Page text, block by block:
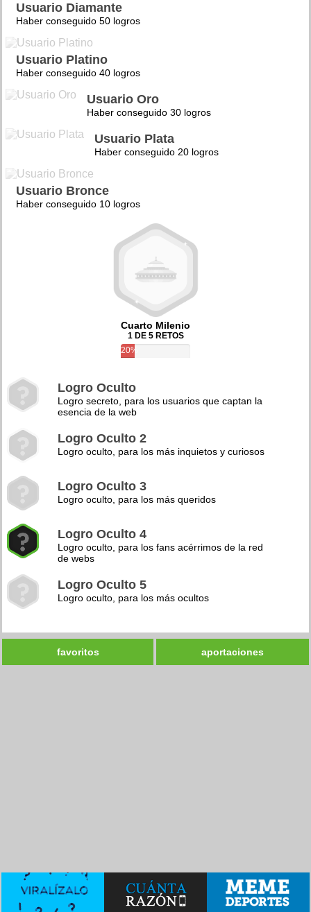
Usuario Diamante
Haber conseguido 50 logros
Usuario Platino
Haber conseguido 40 logros
Usuario Oro
Haber conseguido 30 logros
Usuario Plata
Haber conseguido 20 logros
Usuario Bronce
Haber conseguido 10 logros
Cuarto Milenio
1 DE 5 RETOS
20%
Logro Oculto
Logro secreto, para los usuarios que captan la
esencia de la web
Logro Oculto 2
Logro oculto, para los más inquietos y curiosos
Logro Oculto 3
Logro oculto, para los más queridos
Logro Oculto 4
Logro oculto, para los fans acérrimos de la red
de webs
Logro Oculto 5
Logro oculto, para los más ocultos
favoritos aportaciones